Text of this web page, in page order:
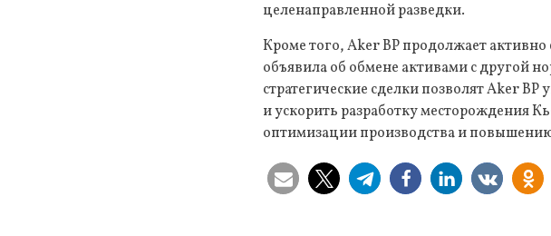
целенаправленной разведки.
Кроме того, Aker BP продолжает
объявила об обмене активами с другой
стратегические сделки позволят Aker
и ускорить разработку месторождения
оптимизации производства и